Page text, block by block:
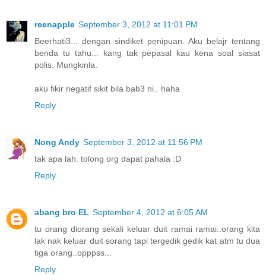
reenapple September 3, 2012 at 11:01 PM
Beerhati3... dengan sindiket penipuan. Aku belajr tentang
benda tu tahu... kang tak pepasal kau kena soal siasat
polis. Mungkinla.
aku fikir negatif sikit bila bab3 ni.. haha
Reply
Nong Andy September 3, 2012 at 11:56 PM
tak apa lah. tolong org dapat pahala :D
Reply
abang bro EL September 4, 2012 at 6:05 AM
tu orang diorang sekali keluar duit ramai ramai..orang kita
lak nak keluar duit sorang tapi tergedik gedik kat atm tu dua
tiga orang..opppss...
Reply